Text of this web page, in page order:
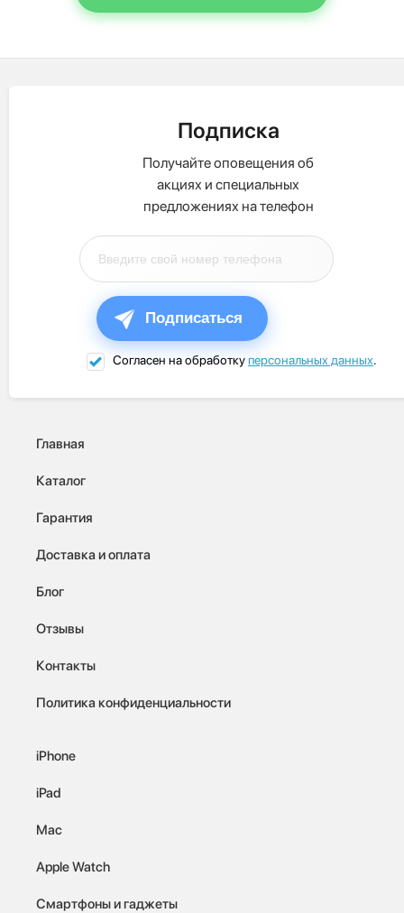
Подписка
Получайте оповещения об
акциях и специальных
предложениях на телефон
Подписаться
Согласен на обработкуперсональных данных.
Главная
Каталог
Гарантия
Доставка и оплата
Блог
Отзывы
Контакты
Политика конфиденциальности
iPhone
iPad
Mac
Apple Watch
Смартфоны и гаджеты